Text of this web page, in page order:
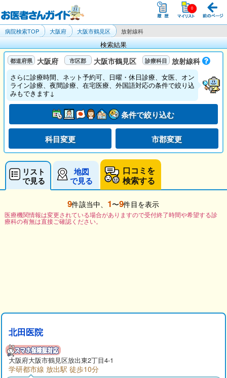
病院検索TOP 大阪府 大阪市鶴見区 放射線科
検索結果
大阪府 大阪市鶴見区 放射線科
さらに診療時間、ネット予約可、日曜・休日診療、女医、オン
ライン診療、夜間診療、在宅医療、外国語対応の条件で絞り込
みもできます↓
条件で絞り込む
科目変更 市郡変更
リスト
で見る
地図
で見る
口コミを
検索する
9件該当中、 1〜9件目を表示
医療機関情報は変更されている場合がありますので受付終了時間や希望する診
療科の有無は直接ご確認ください。
北田医院
大阪府大阪市鶴見区放出東2丁目4-1
学研都市線 放出駅 徒歩10分